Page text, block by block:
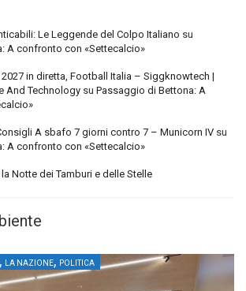
Le Leggende del Colpo Italiano su
A confronto con «Settecalcio»
in diretta, Football Italia – Siggknowtech |
And Technology su Passaggio di Bettona: A
A sbafo 7 giorni contro 7 – Municorn IV su
A confronto con «Settecalcio»
Notte dei Tamburi e delle Stelle
, LA NAZIONE, POLITICA